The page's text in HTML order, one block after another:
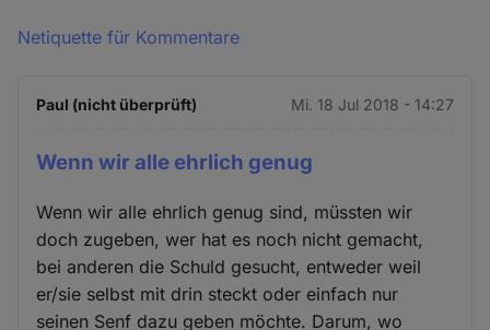
Netiquette für Kommentare
Paul (nicht überprüft) Mi. 18 Jul 2018 - 14:27
Wenn wir alle ehrlich genug
Wenn wir alle ehrlich genug sind, müssten wir
doch zugeben, wer hat es noch nicht gemacht,
bei anderen die Schuld gesucht, entweder weil
er/sie selbst mit drin steckt oder einfach nur
seinen Senf dazu geben möchte. Darum, wo